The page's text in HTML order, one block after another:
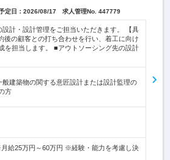
定日：2026/08/17 求人管理No. 447779
計・設計管理をご担当いただきます。 【具
後の顧客との打ち合わせを行い、着工に向け
を担当します。 ■アウトソーシング先の設計
建築物の関する意匠設計または設計監理の
方
給25万円～60万円 ※経験・能力を考慮し決